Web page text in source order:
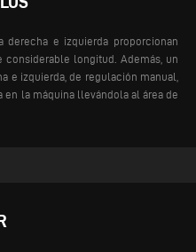
e izquierda proporcionan
longitud. Además, un
e izquierda, de regulación manual,
la máquina llevándola al área de